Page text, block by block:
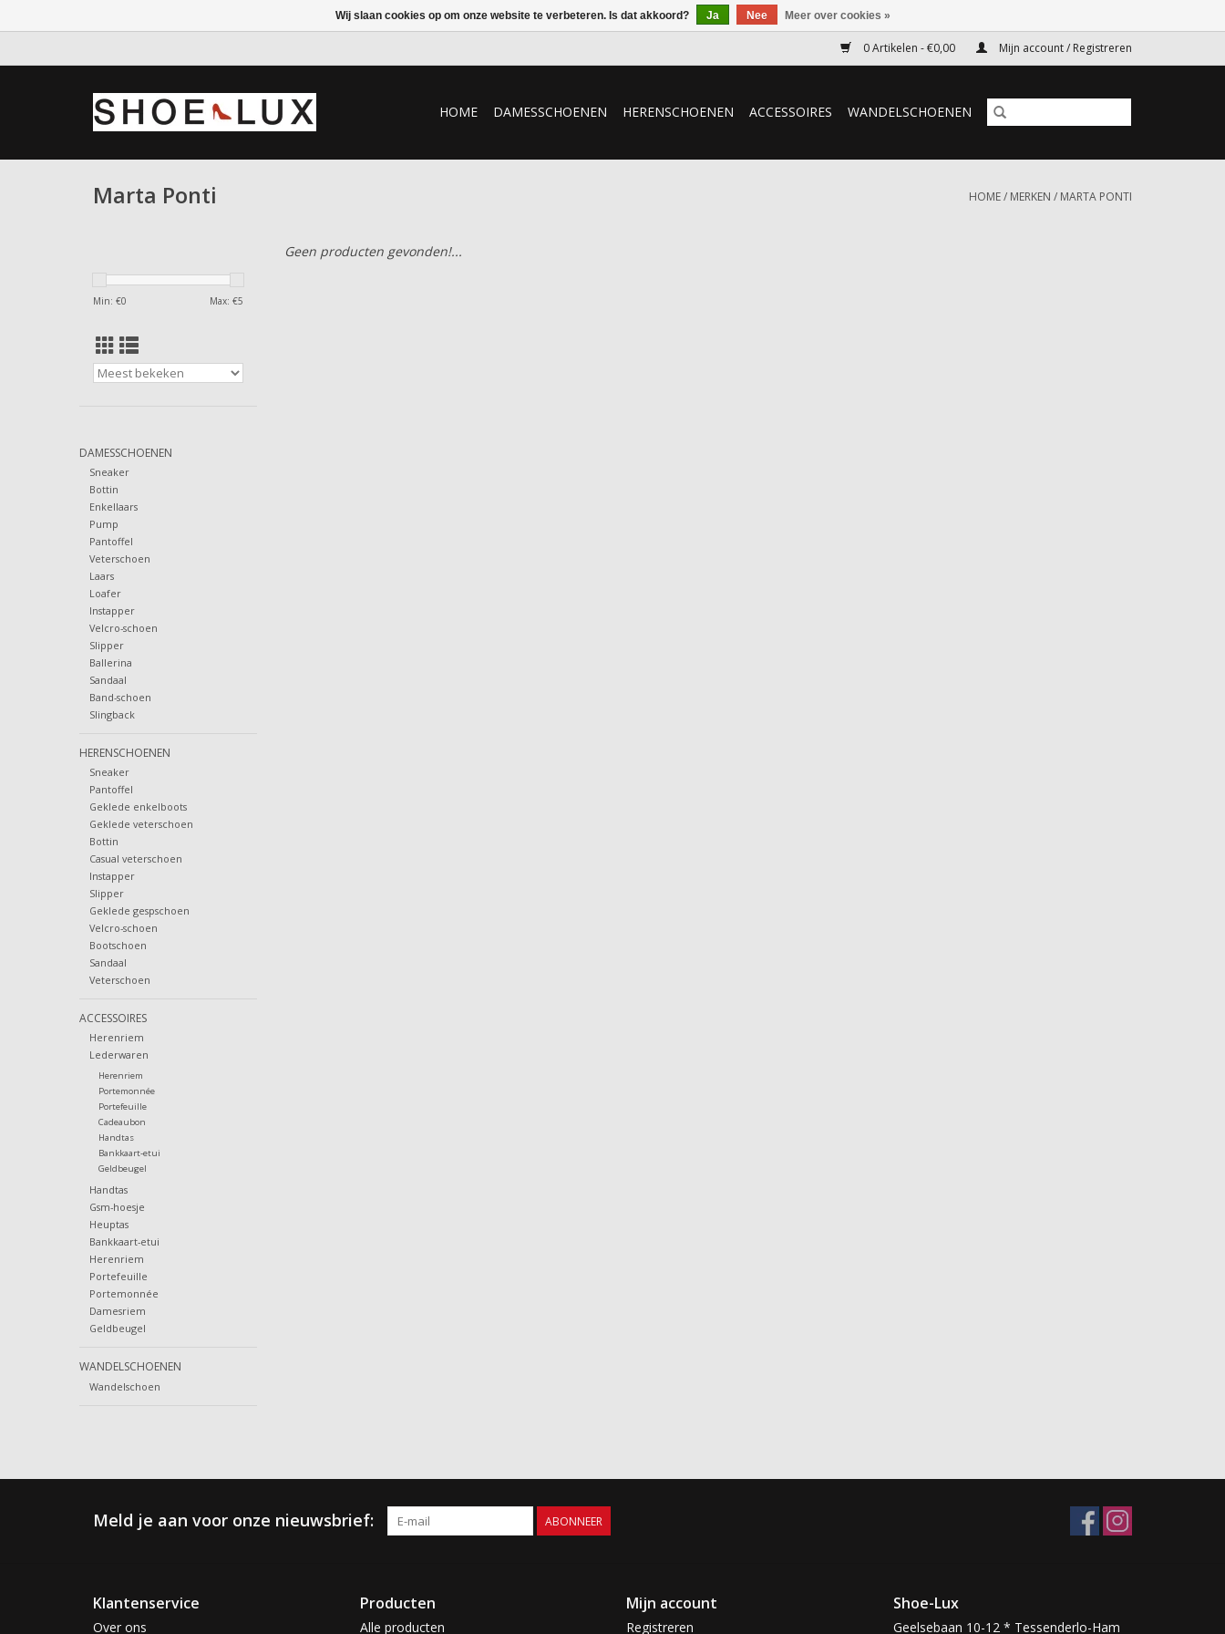
0 Artikelen - €0,00 Mijn account / Registreren
HOME DAMESSCHOENEN HERENSCHOENEN ACCESSOIRES WANDELSCHOENEN
Marta Ponti HOME/ MERKEN / MARTA PONTI
Min: €0 Max: €5
DAMESSCHOENEN
Sneaker
Bottin
Enkellaars
Pump
Pantoffel
Veterschoen
Laars
Loafer
Instapper
Velcro-schoen
Slipper
Ballerina
Sandaal
Band-schoen
Slingback
HERENSCHOENEN
Sneaker
Pantoffel
Geklede enkelboots
Geklede veterschoen
Bottin
Casual veterschoen
Instapper
Slipper
Geklede gespschoen
Velcro-schoen
Bootschoen
Sandaal
Veterschoen
ACCESSOIRES
Herenriem
Lederwaren
Herenriem
Portemonnée
Portefeuille
Cadeaubon
Handtas
Bankkaart-etui
Geldbeugel
Handtas
Gsm-hoesje
Heuptas
Bankkaart-etui
Herenriem
Portefeuille
Portemonnée
Damesriem
Geldbeugel
WANDELSCHOENEN
Wandelschoen
Geen producten gevonden!...
Meld je aan voor onze nieuwsbrief: ABONNEER
Klantenservice
Over ons
Producten
Alle producten
Mijn account
Registreren
Shoe-Lux
Geelsebaan 10-12 * Tessenderlo-Ham
Wij slaan cookies op om onze website te verbeteren. Is dat akkoord? Ja Nee Meer over cookies »